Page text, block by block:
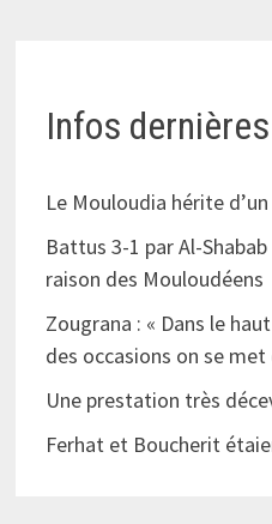
Infos dernières
Le Mouloudia hérite
Battus 3-1 par Al-
raison des Mouloudéens
Zougrana : « Dans le
des occasions on se met
Une prestation très
Ferhat et Boucherit